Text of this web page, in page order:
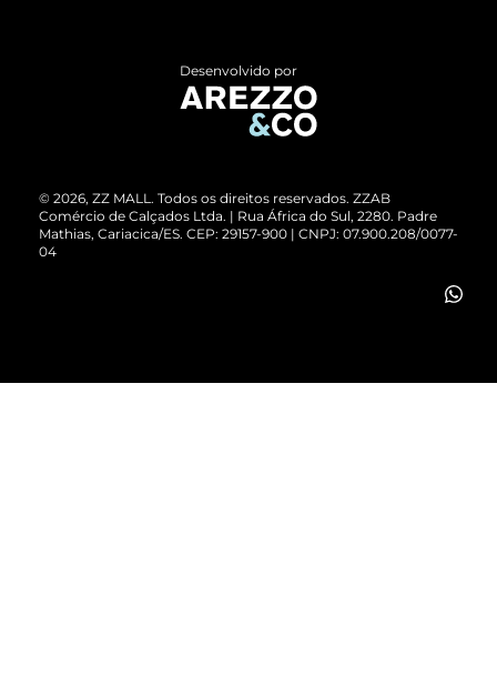
ZZ MALL é confiável
Cartão Presente
Vendas Corporativas
Devolução do Produto
© 2026, ZZ MALL. Todos os direitos reservados. ZZAB
Comércio de Calçados Ltda. | Rua África do Sul, 2280. Padre
Mathias, Cariacica/ES. CEP: 29157-900 | CNPJ: 07.900.208/0077-
04
Desenvolvido por